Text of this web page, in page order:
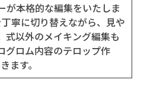
が本格的な編集をいたしま
寧に切り替えながら、見や
式以外のメイキング編集も
グロム内容のテロップ作
ます。